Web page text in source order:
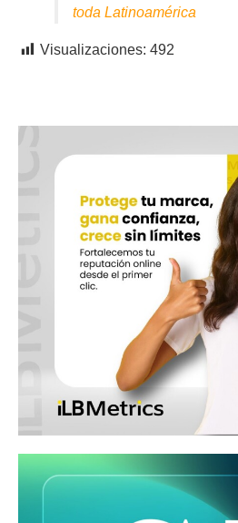
toda Latinoamérica
Visualizaciones: 492